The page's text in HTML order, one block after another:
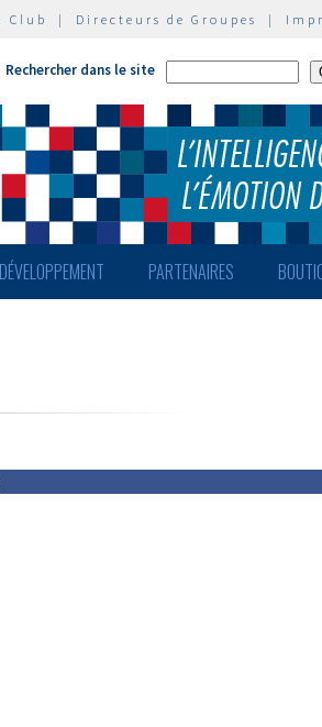
Club | Directeurs de Groupes |
Rechercher dans le site
DÉVELOPPEMENT PARTENAIRES